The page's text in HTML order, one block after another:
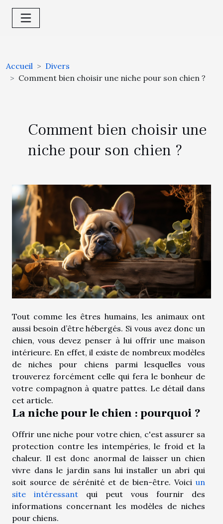
Accueil
Divers
Comment bien choisir une niche pour son chien ?
Comment bien choisir une
niche pour son chien ?
Tout comme les êtres humains, les animaux ont
aussi besoin d’être hébergés. Si vous avez donc un
chien, vous devez penser à lui offrir une maison
intérieure. En effet, il existe de nombreux modèles
de niches pour chiens parmi lesquelles vous
trouverez forcément celle qui fera le bonheur de
votre compagnon à quatre pattes. Le détail dans
cet article.
La niche pour le chien : pourquoi ?
Offrir une niche pour votre chien, c'est assurer sa
protection contre les intempéries, le froid et la
chaleur. Il est donc anormal de laisser un chien
vivre dans le jardin sans lui installer un abri qui
soit source de sérénité et de bien-être. Voici un
site intéressant qui peut vous fournir des
informations concernant les modèles de niches
pour chiens.